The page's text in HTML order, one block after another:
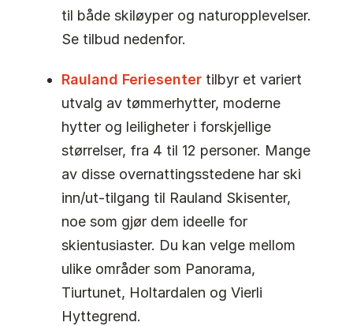
til både skiløyper og naturopplevelser.
Se tilbud nedenfor.
Rauland Feriesenter tilbyr et variert
utvalg av tømmerhytter, moderne
hytter og leiligheter i forskjellige
størrelser, fra 4 til 12 personer. Mange
av disse overnattingsstedene har ski
inn/ut-tilgang til Rauland Skisenter,
noe som gjør dem ideelle for
skientusiaster. Du kan velge mellom
ulike områder som Panorama,
Tiurtunet, Holtardalen og Vierli
Hyttegrend.